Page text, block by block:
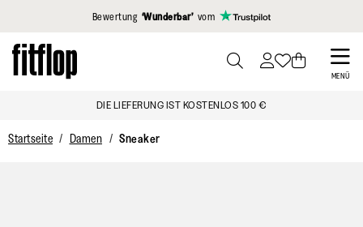
Klicken Sie hier, um unsere Erklärung zur Barrierefreiheit
Bewertung ‘Wunderbar’ vom
Skip
to
MENÜ
TO
DIE LIEFERUNG IST KOSTENLOS 100 €
Startseite Damen Sneaker